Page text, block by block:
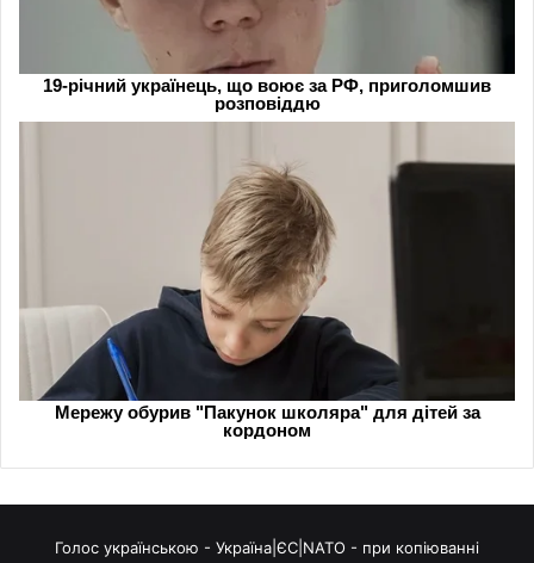
Голос українською - Україна|ЄС|NATO - при копіюванні